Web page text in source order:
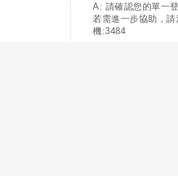
A: 請確認您的單一
若需進一步協助，
機:3484